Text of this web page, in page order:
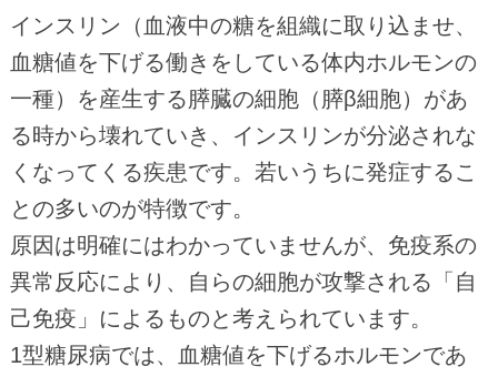
インスリン（血液中の糖を組織に取り込ませ、
血糖値を下げる働きをしている体内ホルモンの
一種）を産生する膵臓の細胞（膵β細胞）があ
る時から壊れていき、インスリンが分泌されな
くなってくる疾患です。若いうちに発症するこ
との多いのが特徴です。
原因は明確にはわかっていませんが、免疫系の
異常反応により、自らの細胞が攻撃される「自
己免疫」によるものと考えられています。
1型糖尿病では、血糖値を下げるホルモンであ